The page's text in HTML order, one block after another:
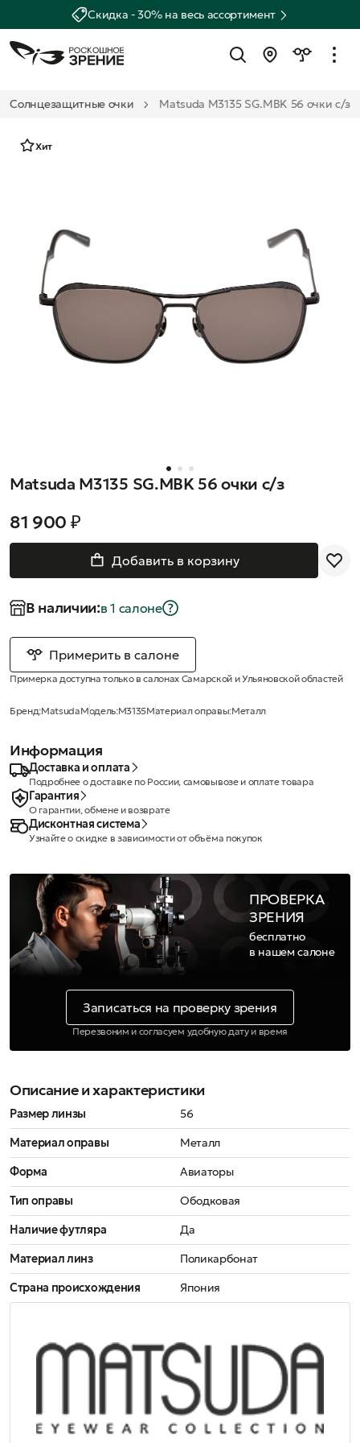
Скидка - 30% на весь ассортимент
Солнцезащитные очки Matsuda M3135 SG.MBK 56 очки с/з
Хит
Matsuda M3135 SG.MBK 56 очки с/з
81 900 ₽
Добавить в корзину
В наличии:в 1 салонe
Примерить в салоне
Примерка доступна только в салонах Самарской и Ульяновской областей
Бренд:MatsudaМодель:M3135Материал оправы:Металл
Информация
Доставка и оплата
Подробнее о доставке по России, самовывозе и оплате товара
Гарантия
О гарантии, обмене и возврате
Дисконтная система
Узнайте о скидке в зависимости от объёма покупок
ПРОВЕРКА
ЗРЕНИЯ
бесплатно
в нашем салоне
Записаться на проверку зрения
Перезвоним и согласуем удобную дату и время
Описание и характеристики
Размер линзы
56
Материал оправы
Металл
Форма
Авиаторы
Тип оправы
Ободковая
Наличие футляра
Да
Материал линз
Поликарбонат
Страна происхождения
Япония